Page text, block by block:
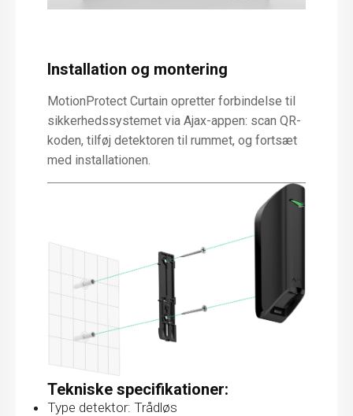
Installation og montering
MotionProtect Curtain opretter forbindelse til
sikkerhedssystemet via Ajax-appen: scan QR-
koden, tilføj detektoren til rummet, og fortsæt
med installationen.
Tekniske specifikationer:
Type detektor: Trådløs